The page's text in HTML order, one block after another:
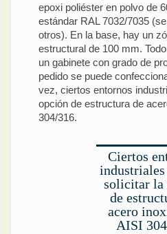
epoxi poliéster en polvo de
estándar RAL 7032/7035
otros). En la base, hay un
estructural de 100 mm.
un gabinete con grado de
pedido se puede
vez, ciertos entornos
opción de estructura de
304/316.
Ciertos
industriales
solicitar la
de
acero
AISI